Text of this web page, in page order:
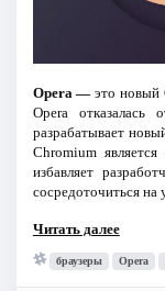
Opera — это новый
Opera отказалась
разрабатывает
Chromium
избавляет
сосредоточиться на
Читать далее
браузеры Opera